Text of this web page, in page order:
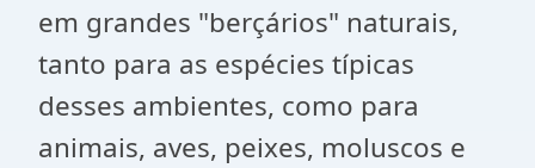
em grandes "berçários" naturais,
tanto para as espécies típicas
desses ambientes, como para
animais, aves, peixes, moluscos e